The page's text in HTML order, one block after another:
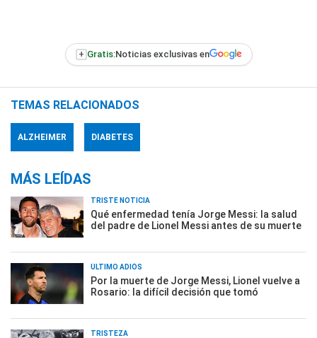
+ Gratis:Noticias exclusivas en
TEMAS RELACIONADOS
ALZHEIMER DIABETES
MÁS LEÍDAS
TRISTE NOTICIA
Qué enfermedad tenía Jorge Messi: la salud
del padre de Lionel Messi antes de su muerte
ÚLTIMO ADIÓS
Por la muerte de Jorge Messi, Lionel vuelve a
Rosario: la difícil decisión que tomó
TRISTEZA